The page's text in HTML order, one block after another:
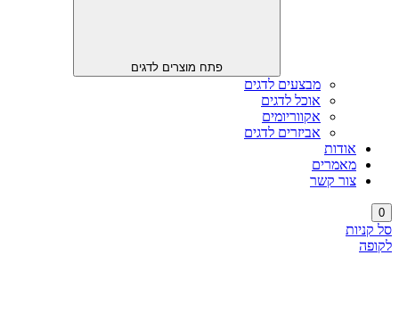
פתח מוצרים לדגים
מבצעים לדגים
אוכל לדגים
אקווריומים
אביזרים לדגים
אודות
מאמרים
צור קשר
0
סל קניות
לקופה